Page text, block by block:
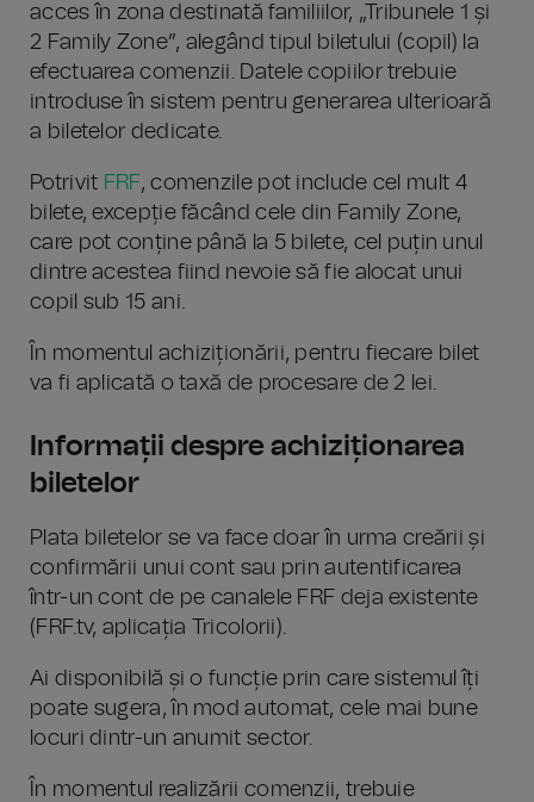
acces în zona destinată familiilor, „Tribunele 1 și
2 Family Zone”, alegând tipul biletului (copil) la
efectuarea comenzii. Datele copiilor trebuie
introduse în sistem pentru generarea ulterioară
a biletelor dedicate.
Potrivit FRF, comenzile pot include cel mult 4
bilete, excepție făcând cele din Family Zone,
care pot conține până la 5 bilete, cel puțin unul
dintre acestea fiind nevoie să fie alocat unui
copil sub 15 ani.
În momentul achiziționării, pentru fiecare bilet
va fi aplicată o taxă de procesare de 2 lei.
Informații despre achiziționarea
biletelor
Plata biletelor se va face doar în urma creării și
confirmării unui cont sau prin autentificarea
într-un cont de pe canalele FRF deja existente
(FRF.tv, aplicația Tricolorii).
Ai disponibilă și o funcție prin care sistemul îți
poate sugera, în mod automat, cele mai bune
locuri dintr-un anumit sector.
În momentul realizării comenzii, trebuie